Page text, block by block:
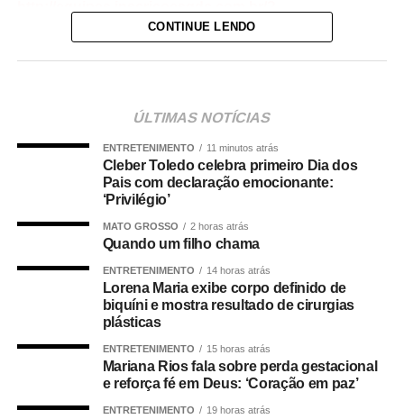
&Comp=948AF46AD1&Cli=4EC5B2AA
&Comp=66DC413E3C&Cli=D046312B
Entre as novidades desta edição está a inclusão das
modalidades de boliche e vôlei de praia nos Jogos
Paralímpicos. Outra atração será o passeio ciclístico, com
percurso entre o Residencial Paris e a Praia do Cortado,
aberto à participação da comunidade. A Praia do Cortado
também passa a integrar oficialmente a programação
esportiva dos jogos. As disputas de beach tennis, vôlei de
praia e futevôlei serão realizadas no local.
A programação dos Jogos Olímpicos conta com
modalidades coletivas e individuais, como basquetebol,
futsal, futebol sete, handebol, voleibol, ciclismo, mountain
bike, natação, karatê, tênis de mesa, xadrez, basquete
CONTINUE LENDO
ÚLTIMAS NOTÍCIAS
ENTRETENIMENTO 11 minutos atrás
Cleber Toledo celebra primeiro Dia dos
Pais com declaração emocionante:
‘Privilégio’
MATO GROSSO 2 horas atrás
Quando um filho chama
ENTRETENIMENTO 14 horas atrás
Lorena Maria exibe corpo definido de
biquíni e mostra resultado de cirurgias
plásticas
ENTRETENIMENTO 15 horas atrás
Mariana Rios fala sobre perda gestacional
e reforça fé em Deus: ‘Coração em paz’
ENTRETENIMENTO 19 horas atrás